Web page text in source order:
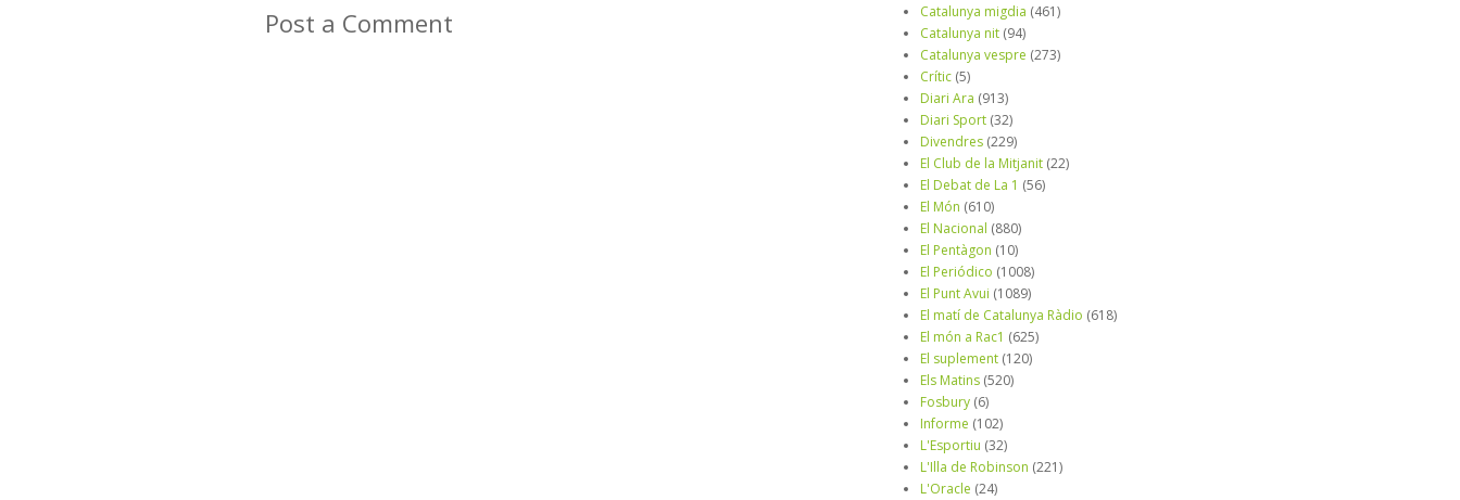
Post a Comment
Catalunya migdia (461)
Catalunya nit (94)
Catalunya vespre (273)
Crític (5)
Diari Ara (913)
Diari Sport (32)
Divendres (229)
El Club de la Mitjanit (22)
El Debat de La 1 (56)
El Món (610)
El Nacional (880)
El Pentàgon (10)
El Periódico (1008)
El Punt Avui (1089)
El matí de Catalunya Ràdio (618)
El món a Rac1 (625)
El suplement (120)
Els Matins (520)
Fosbury (6)
Informe (102)
L'Esportiu (32)
L'Illa de Robinson (221)
L'Oracle (24)